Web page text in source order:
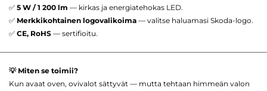
✅ 5 W / 1 200 lm — kirkas ja energiatehokas LED.
✅ Merkkikohtainen logovalikoima — valitse haluamasi Skoda-logo.
✅ CE, RoHS — sertifioitu.
💡 Miten se toimii?
Kun avaat oven, ovivalot sättyvät — mutta tehtaan himmeän valon